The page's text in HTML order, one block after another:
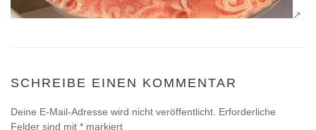
SCHREIBE EINEN KOMMENTAR
Deine E-Mail-Adresse wird nicht veröffentlicht. Erforderliche
Felder sind mit * markiert